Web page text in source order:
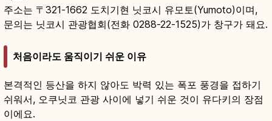
주소는 〒321-1662 도치기현 닛코시 유모토(Yumoto)이며,
문의는 닛코시 관광협회(전화 0288-22-1525)가 창구가 돼요.
처음이라도 움직이기 쉬운 이유
본격적인 등산을 하지 않아도 박력 있는 폭포 풍경을 접하기
쉬워서, 오쿠닛코 관광 사이에 넣기 쉬운 것이 유다키의 장점
이에요.